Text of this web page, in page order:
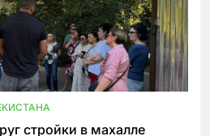
стройки в махалле